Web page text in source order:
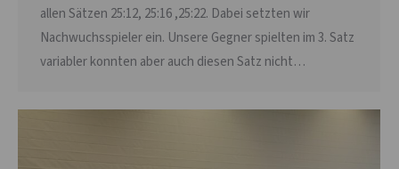
allen Sätzen 25:12, 25:16 ,25:22. Dabei setzten wir
Nachwuchsspieler ein. Unsere Gegner spielten im 3. Satz
variabler konnten aber auch diesen Satz nicht…